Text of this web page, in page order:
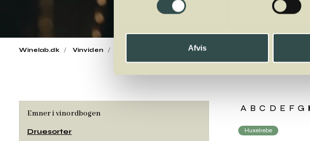
Afvis
Winelab.dk Vinviden Druesorter
A B C D E F G
Huxelrebe
Emner i vinordbogen
Druesorter